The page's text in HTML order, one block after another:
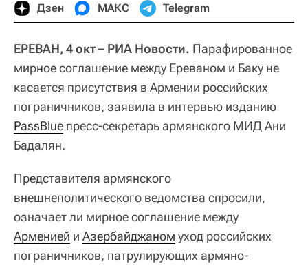
Дзен МАКС Telegram
ЕРЕВАН, 4 окт – РИА Новости. Парафированное
мирное соглашение между Ереваном и Баку не
касается присутствия в Армении российских
пограничников, заявила в интервью изданию
PassBlue пресс-секретарь армянского МИД Ани
Бадалян.
Представителя армянского
внешнеполитического ведомства спросили,
означает ли мирное соглашение между
Арменией и Азербайджаном уход российских
пограничников, патрулирующих армяно-